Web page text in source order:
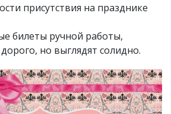
присутствия на празднике
билеты ручной работы,
но выглядят солидно.